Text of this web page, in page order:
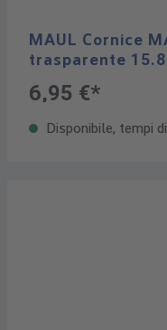
MAUL Cornice
trasparente
6,95 €*
Disponibile, tempi